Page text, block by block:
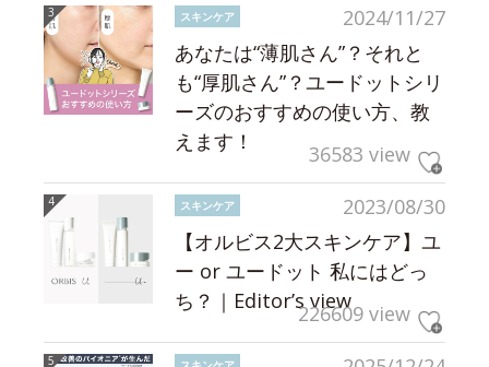
2024/11/27
スキンケア
あなたは“薄肌さん”？それと
も“厚肌さん”？ユードットシリ
ーズのおすすめの使い方、教
えます！
36583 view
2023/08/30
スキンケア
【オルビス2大スキンケア】ユ
ー or ユードット 私にはどっ
ち？｜Editor’s view226609 view